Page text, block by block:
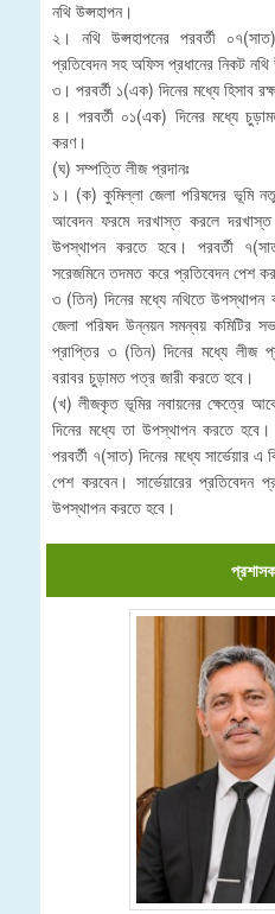
নথি উপ্সহাপন।
২। নথি উপ্সহাপনের পরবর্তী
প্রতিবেদন সহ অফিস প্রধানের নিকট
৩। পরবর্তী ১(এক) দিনের মধ্যে হিসাব
৪। পরবর্তী ০১(এক) দিনের মধ্যে
করণ।
(ঘ) সম্পত্তি লীজ প্রদানঃ
১। (ক) কুমিল্লা জেলা পরিষদের ভূমি
আবেদন ফরমে দরখাস্ত করলে
উপস্থাপন করতে হবে। পরবর্তী
সরেজমিনে তদমত করে প্রতিবেদন পেশ
৩ (তিন) দিনের মধ্যে নথিতে উপস্থাপন
জেলা পরিষদ উন্নয়ন সমন্বয় কমিটির
প্রাপ্তির ৩ (তিন) দিনের মধ্যে লীজ
বরাবর চুড়ামত পত্র জারী করতে হবে।
(খ) লীজকৃত ভূমির নবায়নের ক্ষেত্রে
দিনের মধ্যে তা উপস্থাপন করতে
পরবর্তী ৭(সাত) দিনের মধ্যে সার্ভেয়ার
পেশ করবেন। সার্ভেয়ারের প্রতিবেদন
উপস্থাপন করতে হবে।
প্রশাসক